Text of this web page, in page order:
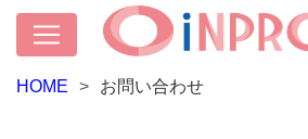
HOME お問い合わせ